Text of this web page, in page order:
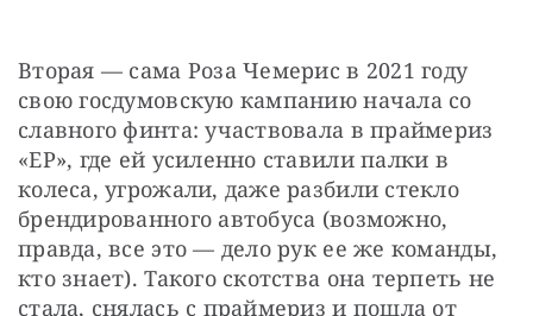
Вторая — сама Роза Чемерис в 2021 году
свою госдумовскую кампанию начала со
славного финта: участвовала в праймериз
«ЕР», где ей усиленно ставили палки в
колеса, угрожали, даже разбили стекло
брендированного автобуса (возможно,
правда, все это — дело рук ее же команды,
кто знает). Такого скотства она терпеть не
стала, снялась с праймериз и пошла от